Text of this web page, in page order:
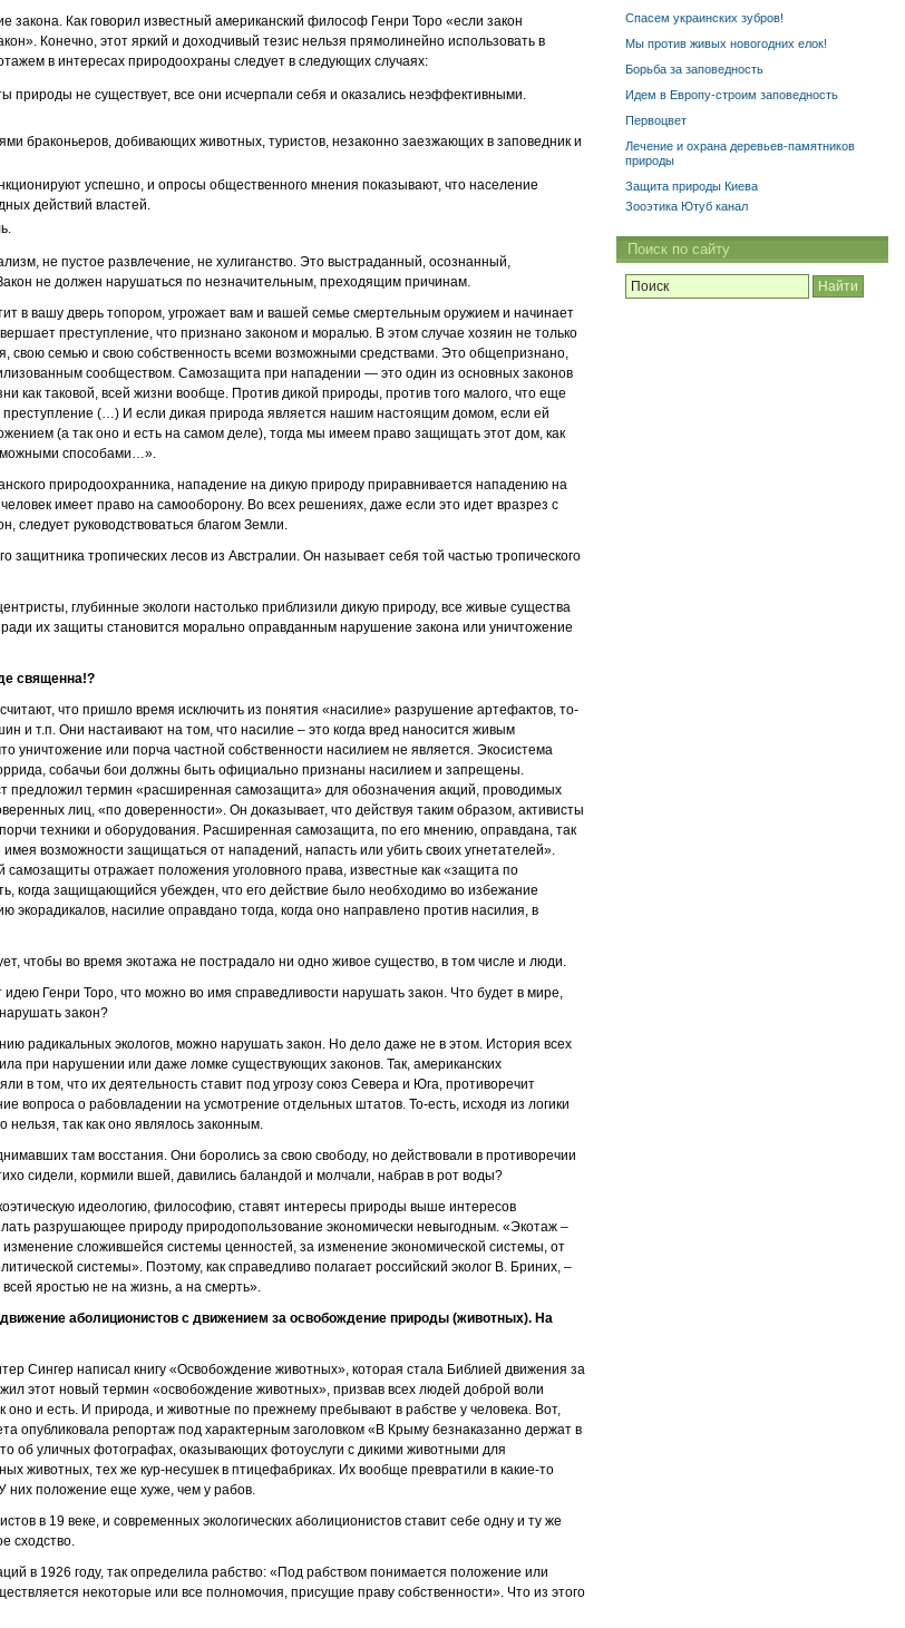
закона. Как говорил известный американский философ Генри Торо «если закон
Конечно, этот яркий и доходчивый тезис нельзя прямолинейно использовать в
в интересах природоохраны следует в следующих случаях:
природы не существует, все они исчерпали себя и оказались неэффективными.
браконьеров, добивающих животных, туристов, незаконно заезжающих в заповедник и
успешно, и опросы общественного мнения показывают, что население
действий властей.
не пустое развлечение, не хулиганство. Это выстраданный, осознанный,
не должен нарушаться по незначительным, преходящим причинам.
в вашу дверь топором, угрожает вам и вашей семье смертельным оружием и начинает
преступление, что признано законом и моралью. В этом случае хозяин не только
свою семью и свою собственность всеми возможными средствами. Это общепризнано,
сообществом. Самозащита при нападении — это один из основных законов
как таковой, всей жизни вообще. Против дикой природы, против того малого, что еще
преступление (…) И если дикая природа является нашим настоящим домом, если ей
(а так оно и есть на самом деле), тогда мы имеем право защищать этот дом, как
способами…».
природоохранника, нападение на дикую природу приравнивается нападению на
имеет право на самооборону. Во всех решениях, даже если это идет вразрез с
следует руководствоваться благом Земли.
защитника тропических лесов из Австралии. Он называет себя той частью тропического
глубинные экологи настолько приблизили дикую природу, все живые существа
ради их защиты становится морально оправданным нарушение закона или уничтожение
священна!?
что пришло время исключить из понятия «насилие» разрушение артефактов, то-
и т.п. Они настаивают на том, что насилие – это когда вред наносится живым
уничтожение или порча частной собственности насилием не является. Экосистема
собачьи бои должны быть официально признаны насилием и запрещены.
предложил термин «расширенная самозащита» для обозначения акций, проводимых
лиц, «по доверенности». Он доказывает, что действуя таким образом, активисты
техники и оборудования. Расширенная самозащита, по его мнению, оправдана, так
возможности защищаться от нападений, напасть или убить своих угнетателей».
самозащиты отражает положения уголовного права, известные как «защита по
когда защищающийся убежден, что его действие было необходимо во избежание
насилие оправдано тогда, когда оно направлено против насилия, в
чтобы во время экотажа не пострадало ни одно живое существо, в том числе и люди.
Генри Торо, что можно во имя справедливости нарушать закон. Что будет в мире,
закон?
радикальных экологов, можно нарушать закон. Но дело даже не в этом. История всех
при нарушении или даже ломке существующих законов. Так, американских
в том, что их деятельность ставит под угрозу союз Севера и Юга, противоречит
вопроса о рабовладении на усмотрение отдельных штатов. То-есть, исходя из логики
нельзя, так как оно являлось законным.
там восстания. Они боролись за свою свободу, но действовали в противоречии
сидели, кормили вшей, давились баландой и молчали, набрав в рот воды?
идеологию, философию, ставят интересы природы выше интересов
разрушающее природу природопользование экономически невыгодным. «Экотаж –
сложившейся системы ценностей, за изменение экономической системы, от
системы». Поэтому, как справедливо полагает российский эколог В. Бриних, –
яростью не на жизнь, а на смерть».
аболиционистов с движением за освобождение природы (животных). На
Сингер написал книгу «Освобождение животных», которая стала Библией движения за
этот новый термин «освобождение животных», призвав всех людей доброй воли
оно и есть. И природа, и животные по прежнему пребывают в рабстве у человека. Вот,
опубликовала репортаж под характерным заголовком «В Крыму безнаказанно держат в
об уличных фотографах, оказывающих фотоуслуги с дикими животными для
животных, тех же кур-несушек в птицефабриках. Их вообще превратили в какие-то
них положение еще хуже, чем у рабов.
в 19 веке, и современных экологических аболиционистов ставит себе одну и ту же
сходство.
в 1926 году, так определила рабство: «Под рабством понимается положение или
некоторые или все полномочия, присущие праву собственности». Что из этого
Спасем украинских зубров!
Мы против живых новогодних елок!
Борьба за заповедность
Идем в Европу-строим заповедность
Первоцвет
Лечение и охрана деревьев-памятников
природы
Защита природы Киева
Зооэтика Ютуб канал
Поиск по сайту